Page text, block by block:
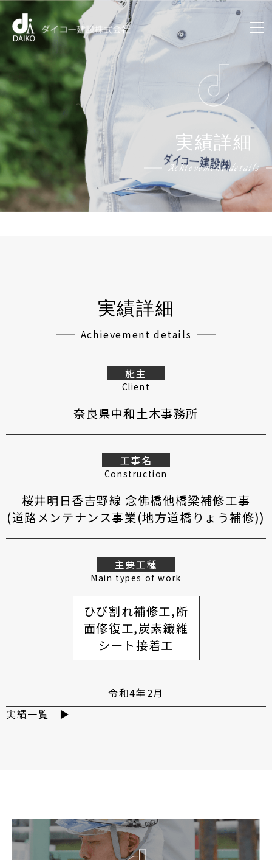
実績詳細
Achievement details
実績詳細
Achievement details
施主
Client
奈良県中和土木事務所
工事名
Construction
桜井明日香吉野線 念佛橋他橋梁補修工事
(道路メンテナンス事業(地方道橋りょう補修))
主要工種
Main types of work
ひび割れ補修工,断
面修復工,炭素繊維
シート接着工
令和4年2月
実績一覧 ▶︎